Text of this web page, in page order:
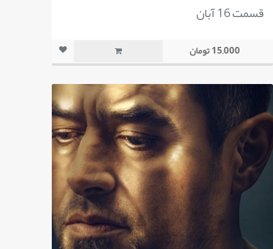
قسمت 16 آبان
15,000 تومان